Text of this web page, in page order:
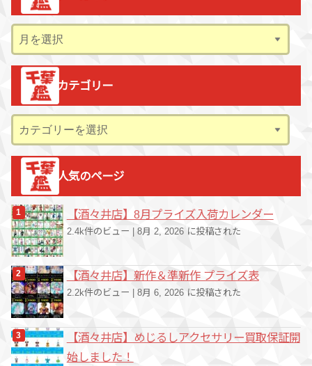
ー
カ
カテゴリー
テ
ゴ
人気のページ
【酒々井店】8月プライズ入荷カレンダー
2.4k件のビュー 8月 2, 2026 に投稿された
【酒々井店】新作＆準新作 プライズ表
2.2k件のビュー 8月 6, 2026 に投稿された
【酒々井店】めじるしアクセサリー買取保証開
始しました！